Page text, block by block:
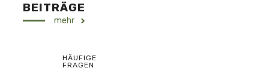
BEITRÄGE
mehr
HÄUFIGE
FRAGEN